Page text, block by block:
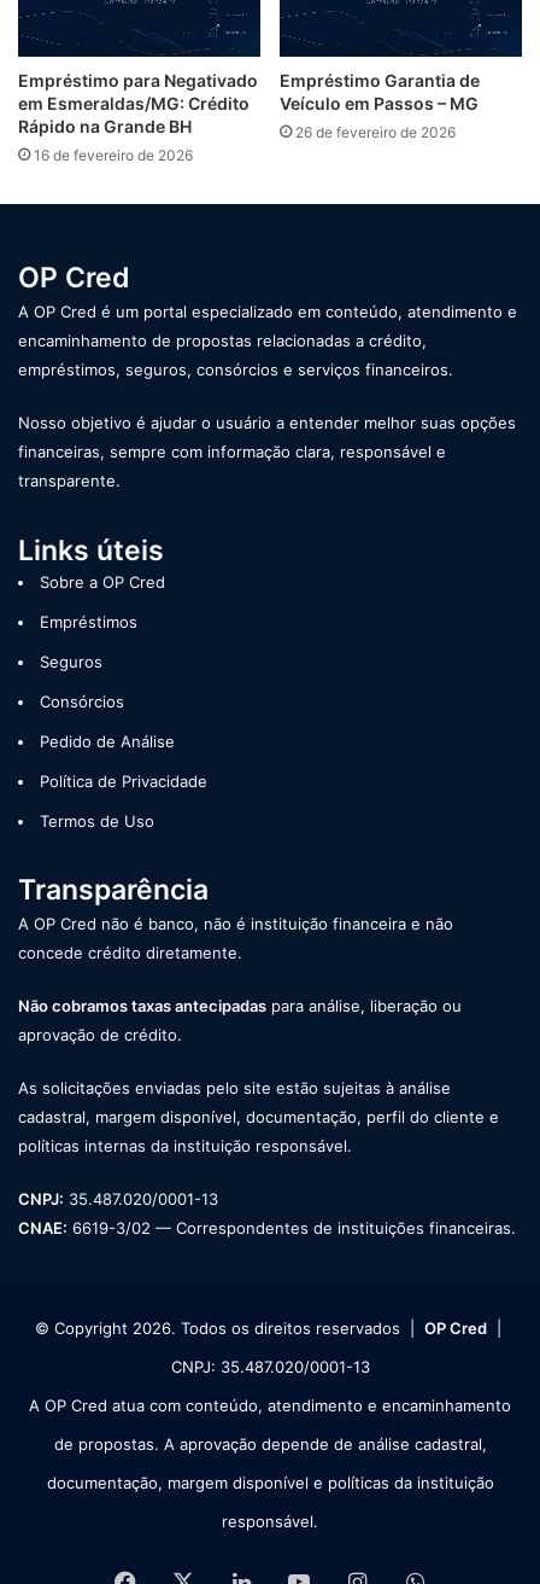
Empréstimo para Negativado
em Esmeraldas/MG: Crédito
Rápido na Grande BH
16 de fevereiro de 2026
Empréstimo Garantia de
Veículo em Passos – MG
26 de fevereiro de 2026
OP Cred
A OP Cred é um portal especializado em conteúdo, atendimento e
encaminhamento de propostas relacionadas a crédito,
empréstimos, seguros, consórcios e serviços financeiros.
Nosso objetivo é ajudar o usuário a entender melhor suas opções
financeiras, sempre com informação clara, responsável e
transparente.
Links úteis
Sobre a OP Cred
Empréstimos
Seguros
Consórcios
Pedido de Análise
Política de Privacidade
Termos de Uso
Transparência
A OP Cred não é banco, não é instituição financeira e não
concede crédito diretamente.
Não cobramos taxas antecipadas para análise, liberação ou
aprovação de crédito.
As solicitações enviadas pelo site estão sujeitas à análise
cadastral, margem disponível, documentação, perfil do cliente e
políticas internas da instituição responsável.
CNPJ: 35.487.020/0001-13
CNAE: 6619-3/02 — Correspondentes de instituições financeiras.
© Copyright 2026. Todos os direitos reservados | OP Cred|
CNPJ: 35.487.020/0001-13
A OP Cred atua com conteúdo, atendimento e encaminhamento
de propostas. A aprovação depende de análise cadastral,
documentação, margem disponível e políticas da instituição
responsável.